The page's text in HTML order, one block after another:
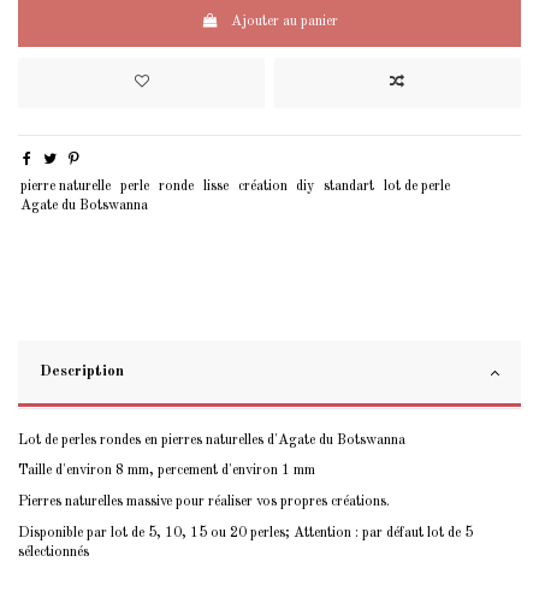
Ajouter au panier
pierre naturelle perle ronde lisse création diy standart
lot de perle
Agate du Botswanna
Description
Lot de perles rondes en pierres naturelles d'Agate du Botswanna
Taille d'environ 8 mm, percement d'environ 1 mm
Pierres naturelles massive pour réaliser vos propres créations.
Disponible par lot de 5, 10, 15 ou 20 perles; Attention : par défaut lot de 5
sélectionnés